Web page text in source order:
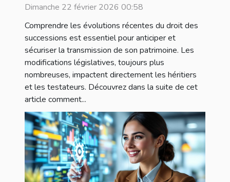
successions ?
Dimanche 22 février 2026 00:58
Comprendre les évolutions récentes du droit des
successions est essentiel pour anticiper et
sécuriser la transmission de son patrimoine. Les
modifications législatives, toujours plus
nombreuses, impactent directement les héritiers
et les testateurs. Découvrez dans la suite de cet
article comment...